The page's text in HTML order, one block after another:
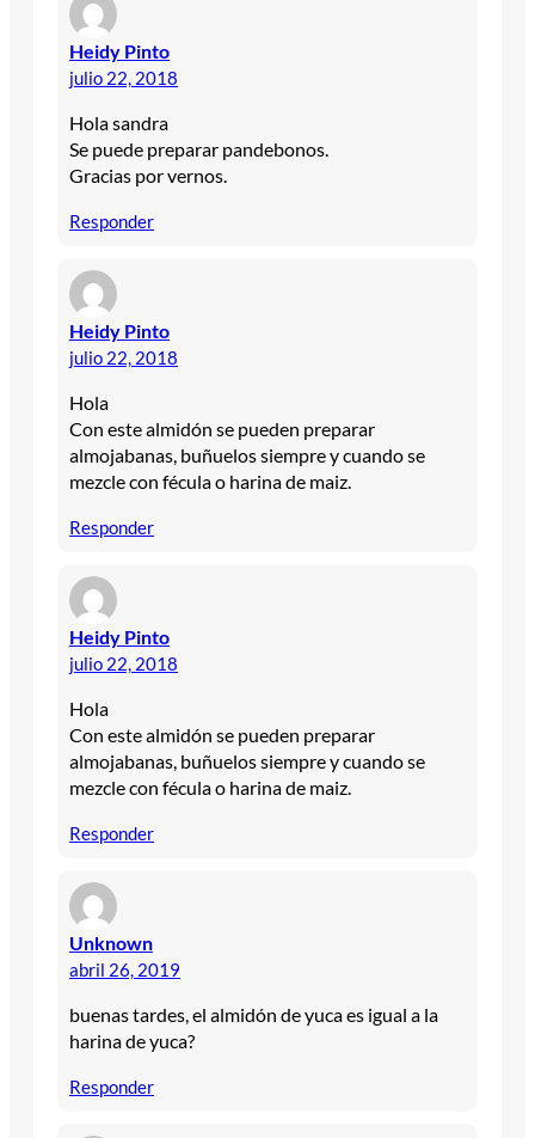
Heidy Pinto
julio 22, 2018
Hola sandra
Se puede preparar pandebonos.
Gracias por vernos.
Responder
Heidy Pinto
julio 22, 2018
Hola
Con este almidón se pueden preparar
almojabanas, buñuelos siempre y cuando se
mezcle con fécula o harina de maiz.
Responder
Heidy Pinto
julio 22, 2018
Hola
Con este almidón se pueden preparar
almojabanas, buñuelos siempre y cuando se
mezcle con fécula o harina de maiz.
Responder
Unknown
abril 26, 2019
buenas tardes, el almidón de yuca es igual a la
harina de yuca?
Responder